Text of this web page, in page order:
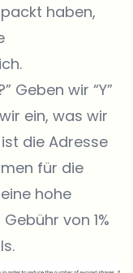
haben,
Geben wir “Y”
ein, was wir
die Adresse
für die
hohe
von 1%